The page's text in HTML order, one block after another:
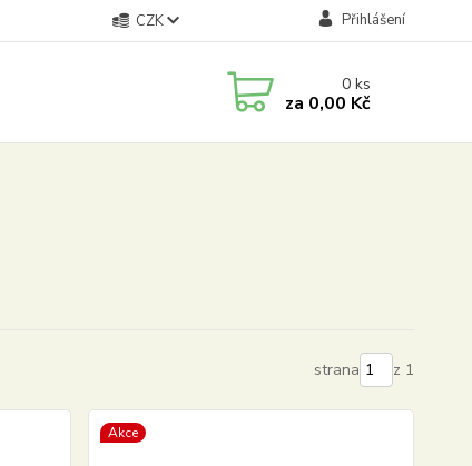
CZK Přihlášení
0ks
za 0,00 Kč
strana z 1
Akce